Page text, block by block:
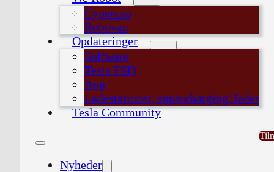
Cypercap
Robovan
Opdateringer
Software
Tesla FSD
App
Ladestationer, supercharging, lader
Tesla Community
Nyheder